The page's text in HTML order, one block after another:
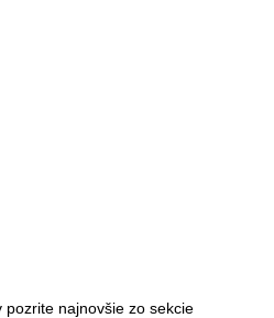
pozrite najnovšie zo sekcie